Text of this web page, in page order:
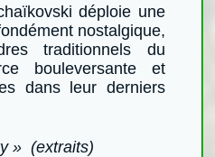
déploie une
nostalgique,
traditionnels du
bouleversante et
dans leur derniers
» (extraits)